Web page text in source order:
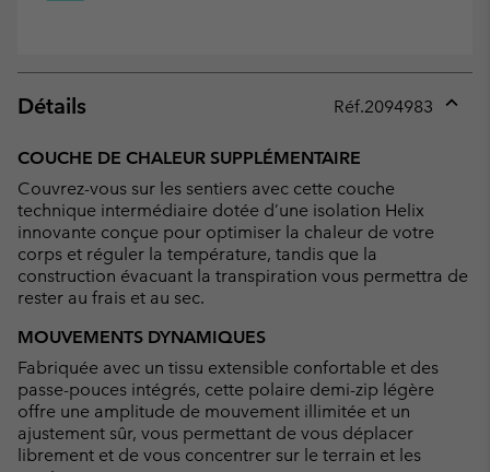
Détails Réf.2094983
COUCHE DE CHALEUR SUPPLÉMENTAIRE
Couvrez-vous sur les sentiers avec cette couche
technique intermédiaire dotée d’une isolation Helix
innovante conçue pour optimiser la chaleur de votre
corps et réguler la température, tandis que la
construction évacuant la transpiration vous permettra de
rester au frais et au sec.
MOUVEMENTS DYNAMIQUES
Fabriquée avec un tissu extensible confortable et des
passe-pouces intégrés, cette polaire demi-zip légère
offre une amplitude de mouvement illimitée et un
ajustement sûr, vous permettant de vous déplacer
librement et de vous concentrer sur le terrain et les